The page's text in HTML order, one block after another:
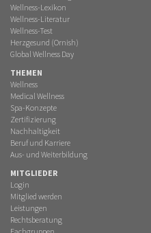
Wellness-Lexikon
Wellness-Literatur
Wellness-Test
Herzgesund (Ornish)
Global Wellness Day
THEMEN
Wellness
Medical Wellness
Spa-Konzepte
Zertifizierung
Nachhaltigkeit
Beruf und Karriere
Aus- und Weiterbildung
MITGLIEDER
Login
Mitglied werden
Leistungen
Rechtsberatung